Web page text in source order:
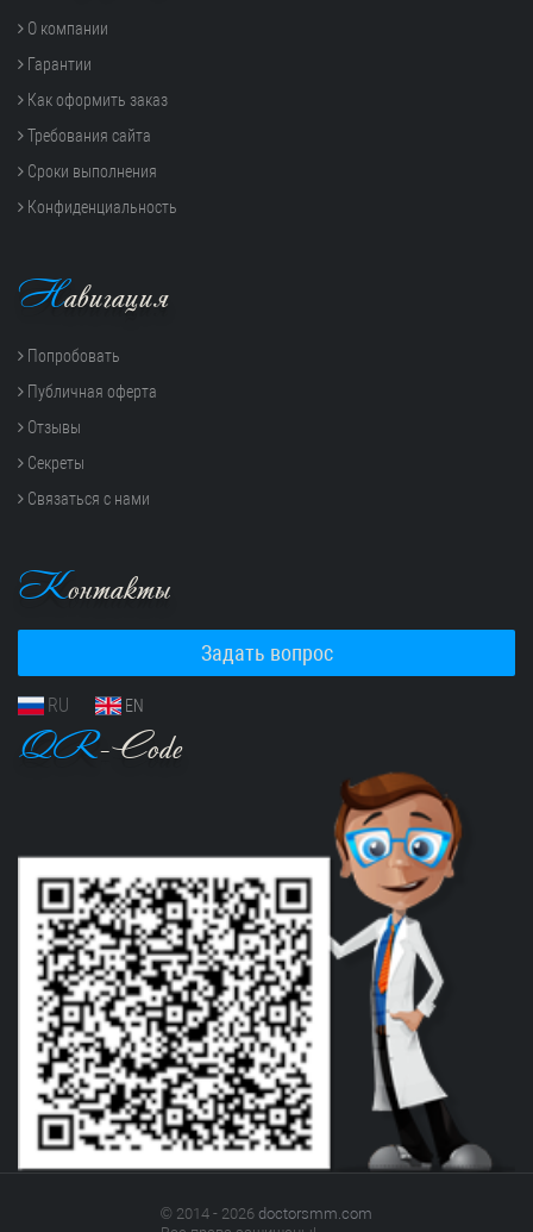
О компании
Гарантии
Как оформить заказ
Требования сайта
Сроки выполнения
Конфиденциальность
Навигация
Попробовать
Публичная оферта
Отзывы
Секреты
Связаться с нами
Контакты
Задать вопрос
RU EN
QR-Code
© 2014 - 2026 doctorsmm.com